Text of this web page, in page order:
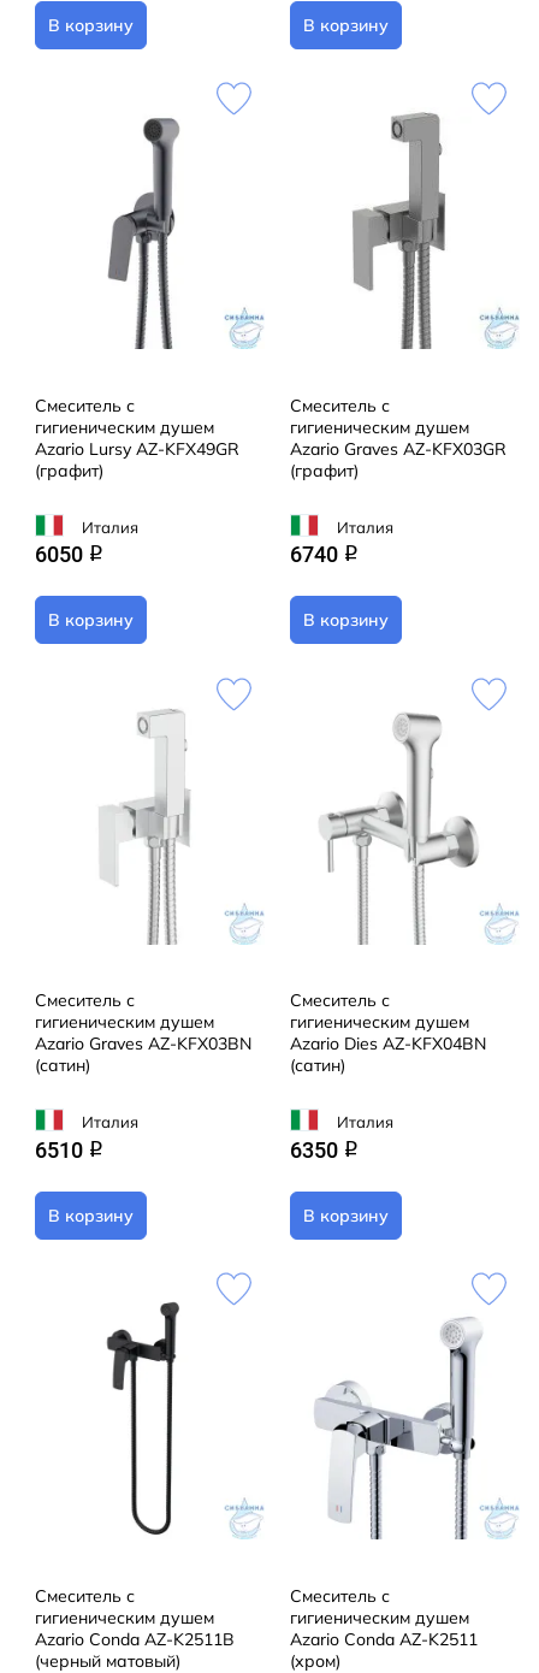
В корзину В корзину
Смеситель с
гигиеническим душем
Azario Lursy AZ-KFX49GR
(графит)
Италия
6050 q
В корзину
Смеситель с
гигиеническим душем
Azario Graves AZ-KFX03GR
(графит)
Италия
6740 q
В корзину
Смеситель с
гигиеническим душем
Azario Graves AZ-KFX03BN
(сатин)
Италия
6510 q
В корзину
Смеситель с
гигиеническим душем
Azario Dies AZ-KFX04BN
(сатин)
Италия
6350 q
В корзину
Смеситель с
гигиеническим душем
Azario Conda AZ-K2511B
(черный матовый)
Смеситель с
гигиеническим душем
Azario Conda AZ-K2511
(хром)